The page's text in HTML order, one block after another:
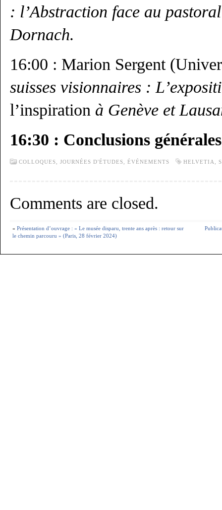
: l’Abstraction face au
Dornach.
16:00 : Marion Sergent
suisses visionnaires :
l’inspiration à Genève et
16:30 : Conclusions générales
COLLOQUES, JOURNÉES D'ÉTUDES, ÉVÉNEMENTS HELVETIA
Comments are closed.
« Présentation d’ouvrage : « Le musée disparu, trente ans après : retour sur
le chemin parcouru » (Paris, 28 février 2024)